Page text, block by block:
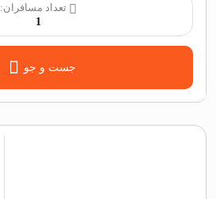
تعداد مسافران:
1
جست و جو